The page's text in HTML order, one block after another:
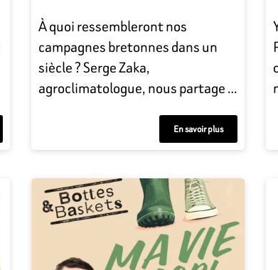
À quoi ressembleront nos
campagnes bretonnes dans un
siècle ? Serge Zaka,
agroclimatologue, nous partage …
En savoir plus